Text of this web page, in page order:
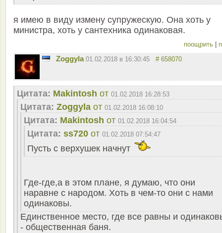
я имею в виду измену супружескую. Она хоть у
министра, хоть у сантехника одинаковая.
поощрить
Zoggyla 01.02.2018 в 16:30:45 # 658070
Цитата: Makintosh от 01.02.2018 16:28:53
Цитата: Zoggyla от 01.02.2018 16:08:10
Цитата: Makintosh от 01.02.2018 16:04:54
Цитата: ss720 от 01.02.2018 07:54:47
Пусть с верхушек начнут
Где-где,а в этом плане, я думаю, что они
наравне с народом. Хоть в чем-то они с нами
одинаковы.
Единственное место, где все равны и
- общественная баня.